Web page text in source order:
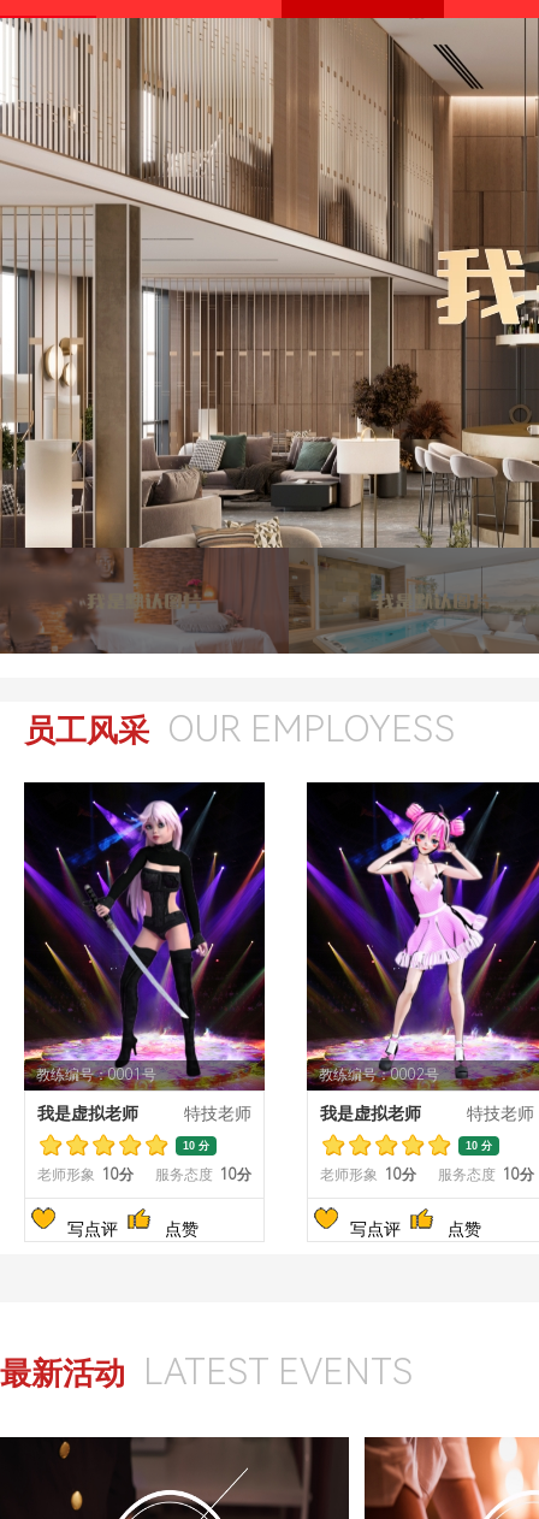
员工风采 OUR EMPLOYESS
教练编号：0001号
我是虚拟老师 特技老师
10 分
老师形象 10分 服务态度 10分
写点评 点赞
教练编号：0002号
我是虚拟老师 特技老师
10 分
老师形象 10分 服务态度 10分
写点评 点赞
最新活动 LATEST EVENTS